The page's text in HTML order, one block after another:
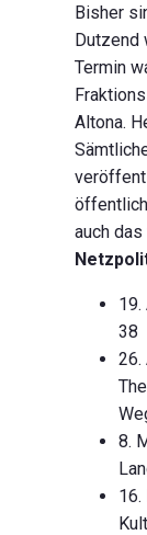
Bisher
Dutzend
Termin
Altona.
auch
19.
38
26.
8.
16.